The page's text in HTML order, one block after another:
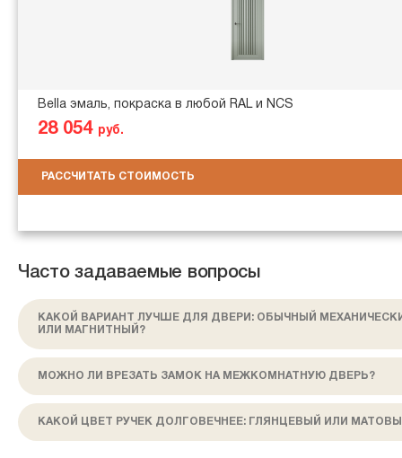
Bella эмаль, покраска в любой RAL и NCS
28 054 руб.
РАССЧИТАТЬ СТОИМОСТЬ
Часто задаваемые вопросы
КАКОЙ ВАРИАНТ ЛУЧШЕ ДЛЯ ДВЕРИ: ОБЫЧНЫЙ
ИЛИ МАГНИТНЫЙ?
МОЖНО ЛИ ВРЕЗАТЬ ЗАМОК НА МЕЖКОМНАТНУЮ ДВЕРЬ?
КАКОЙ ЦВЕТ РУЧЕК ДОЛГОВЕЧНЕЕ: ГЛЯНЦЕВЫЙ ИЛИ